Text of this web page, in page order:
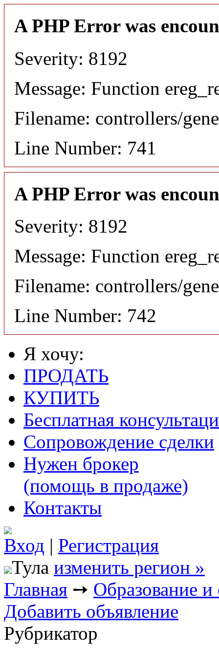
A PHP Error was
Severity: 8192
Message: Function
Filename: controllers/
Line Number: 741
A PHP Error was
Severity: 8192
Message: Function
Filename: controllers/
Line Number: 742
Я хочу:
ПРОДАТЬ
КУПИТЬ
Бесплатная
Сопровождение сделки
Нужен брокер
(помощь в продаже)
Контакты
Вход | Регистрация
Тула изменить регион »
Главная ➙ Образование и
Добавить объявление
Рубрикатор